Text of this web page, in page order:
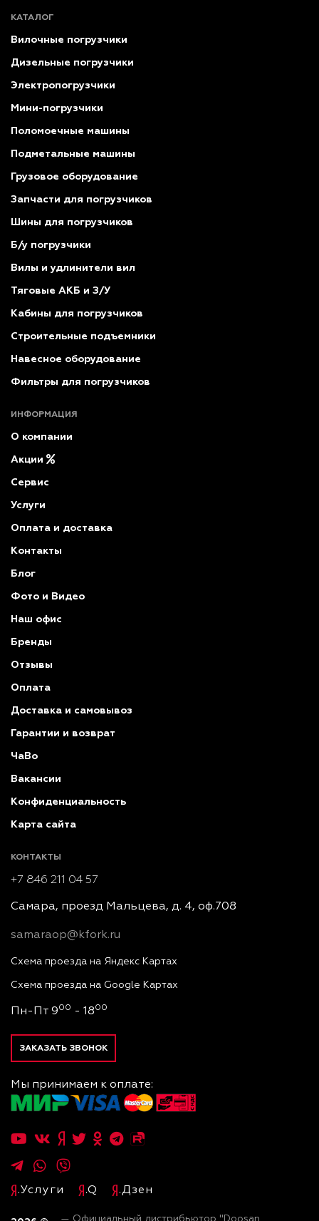
КАТАЛОГ
Вилочные погрузчики
Дизельные погрузчики
Электропогрузчики
Мини-погрузчики
Поломоечные машины
Подметальные машины
Грузовое оборудование
Запчасти для погрузчиков
Шины для погрузчиков
Б/у погрузчики
Вилы и удлинители вил
Тяговые АКБ и З/У
Кабины для погрузчиков
Строительные подъемники
Навесное оборудование
Фильтры для погрузчиков
ИНФОРМАЦИЯ
О компании
Акции
Сервис
Услуги
Оплата и доставка
Контакты
Блог
Фото и Видео
Наш офис
Бренды
Отзывы
Оплата
Доставка и самовывоз
Гарантии и возврат
ЧаВо
Вакансии
Конфиденциальность
Карта сайта
КОНТАКТЫ
+7 846 211 04 57
Самара, проезд Мальцева, д. 4, оф.708
samaraop@kfork.ru
Схема проезда на Яндекс Картах
Схема проезда на Google Картах
Пн-Пт 900 - 1800
ЗАКАЗАТЬ ЗВОНОК
Мы принимаем к оплате:
.Услуги .Q .Дзен